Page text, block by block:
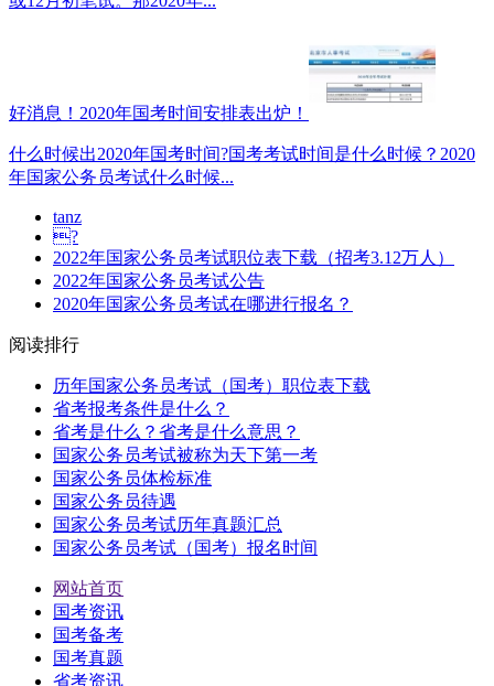
好消息！2020年国考时间安排表出炉！
什么时候出2020年国考时间?国考考试时间是什么时候？2020
年国家公务员考试什么时候...
tanz
?
2022年国家公务员考试职位表下载（招考3.12万人）
2022年国家公务员考试公告
2020年国家公务员考试在哪进行报名？
阅读排行
历年国家公务员考试（国考）职位表下载
省考报考条件是什么？
省考是什么？省考是什么意思？
国家公务员考试被称为天下第一考
国家公务员体检标准
国家公务员待遇
国家公务员考试历年真题汇总
国家公务员考试（国考）报名时间
网站首页
国考资讯
国考备考
国考真题
省考资讯